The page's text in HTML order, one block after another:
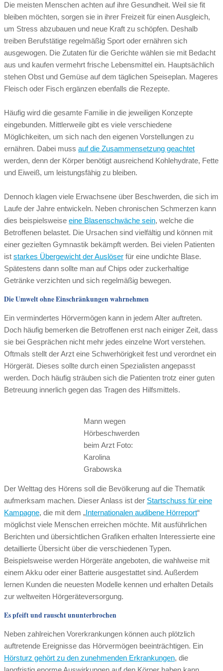
Die meisten Menschen achten auf ihre Gesundheit. Weil sie fit
bleiben möchten, sorgen sie in ihrer Freizeit für einen Ausgleich,
um Stress abzubauen und neue Kraft zu schöpfen. Deshalb
treiben Berufstätige regelmäßig Sport oder ernähren sich
ausgewogen. Die Zutaten für die Gerichte wählen sie mit Bedacht
aus und kaufen vermehrt frische Lebensmittel ein. Hauptsächlich
stehen Obst und Gemüse auf dem täglichen Speiseplan. Mageres
Fleisch oder Fisch ergänzen ebenfalls die Rezepte.
Häufig wird die gesamte Familie in die jeweiligen Konzepte
eingebunden. Mittlerweile gibt es viele verschiedene
Möglichkeiten, um sich nach den eigenen Vorstellungen zu
ernähren. Dabei muss auf die Zusammensetzung geachtet
werden, denn der Körper benötigt ausreichend Kohlehydrate, Fette
und Eiweiß, um leistungsfähig zu bleiben.
Dennoch klagen viele Erwachsene über Beschwerden, die sich im
Laufe der Jahre entwickeln. Neben chronischen Schmerzen kann
dies beispielsweise eine Blasenschwäche sein, welche die
Betroffenen belastet. Die Ursachen sind vielfältig und können mit
einer gezielten Gymnastik bekämpft werden. Bei vielen Patienten
ist starkes Übergewicht der Auslöser für eine undichte Blase.
Spätestens dann sollte man auf Chips oder zuckerhaltige
Getränke verzichten und sich regelmäßig bewegen.
Die Umwelt ohne Einschränkungen wahrnehmen
Ein vermindertes Hörvermögen kann in jedem Alter auftreten.
Doch häufig bemerken die Betroffenen erst nach einiger Zeit, dass
sie bei Gesprächen nicht mehr jedes einzelne Wort verstehen.
Oftmals stellt der Arzt eine Schwerhörigkeit fest und verordnet ein
Hörgerät. Dieses sollte durch einen Spezialisten angepasst
werden. Doch häufig sträuben sich die Patienten trotz einer guten
Betreuung innerlich gegen das Tragen des Hilfsmittels.
Mann wegen
Hörbeschwerden
beim Arzt Foto:
Karolina
Grabowska
Der Welttag des Hörens soll die Bevölkerung auf die Thematik
aufmerksam machen. Dieser Anlass ist der Startschuss für eine
Kampagne, die mit dem „Internationalen audibene Hörreport“
möglichst viele Menschen erreichen möchte. Mit ausführlichen
Berichten und übersichtlichen Grafiken erhalten Interessierte eine
detaillierte Übersicht über die verschiedenen Typen.
Beispielsweise werden Hörgeräte angeboten, die wahlweise mit
einem Akku oder einer Batterie ausgestattet sind. Außerdem
lernen Kunden die neuesten Modelle kennen und erhalten Details
zur weltweiten Hörgeräteversorgung.
Es pfeift und rauscht ununterbrochen
Neben zahlreichen Vorerkrankungen können auch plötzlich
auftretende Ereignisse das Hörvermögen beeinträchtigen. Ein
Hörsturz gehört zu den zunehmenden Erkrankungen, die